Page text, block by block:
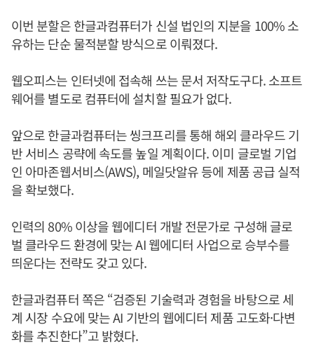
이번 분할은 한글과컴퓨터가 신설 법인의 지분을 100% 소
유하는 단순 물적분할 방식으로 이뤄졌다.
웹오피스는 인터넷에 접속해 쓰는 문서 저작도구다. 소프트
웨어를 별도로 컴퓨터에 설치할 필요가 없다.
앞으로 한글과컴퓨터는 씽크프리를 통해 해외 클라우드 기
반 서비스 공략에 속도를 높일 계획이다. 이미 글로벌 기업
인 아마존웹서비스(AWS), 메일닷알유 등에 제품 공급 실적
을 확보했다.
인력의 80% 이상을 웹에디터 개발 전문가로 구성해 글로
벌 클라우드 환경에 맞는 AI 웹에디터 사업으로 승부수를
띄운다는 전략도 갖고 있다.
한글과컴퓨터 쪽은 “검증된 기술력과 경험을 바탕으로 세
계 시장 수요에 맞는 AI 기반의 웹에디터 제품 고도화·다변
화를 추진한다”고 밝혔다.